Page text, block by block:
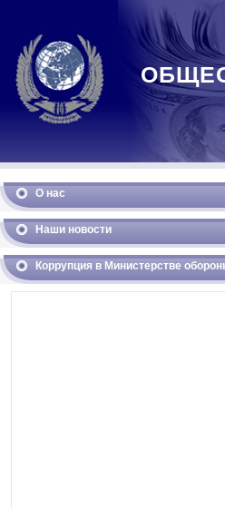
О нас
Наши новости
Коррупция в Министерстве